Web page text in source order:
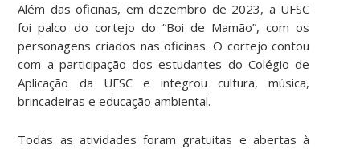
Além das oficinas, em dezembro de 2023, a UFSC
foi palco do cortejo do “Boi de Mamão”, com os
personagens criados nas oficinas. O cortejo contou
com a participação dos estudantes do Colégio de
Aplicação da UFSC e integrou cultura, música,
brincadeiras e educação ambiental.
Todas as atividades foram gratuitas e abertas à